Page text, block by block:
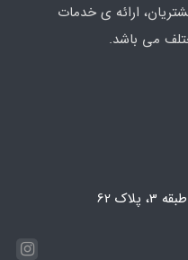
ارائه ی خدمات
می باشد.
62